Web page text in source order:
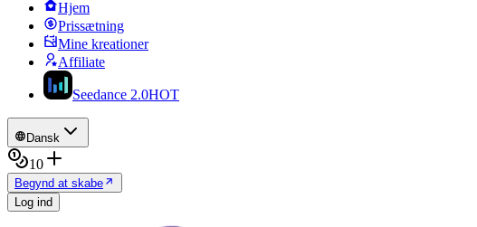
Hjem
Prissætning
Mine kreationer
Affiliate
Seedance 2.0HOT
Dansk
10
Begynd at skabe
Log ind